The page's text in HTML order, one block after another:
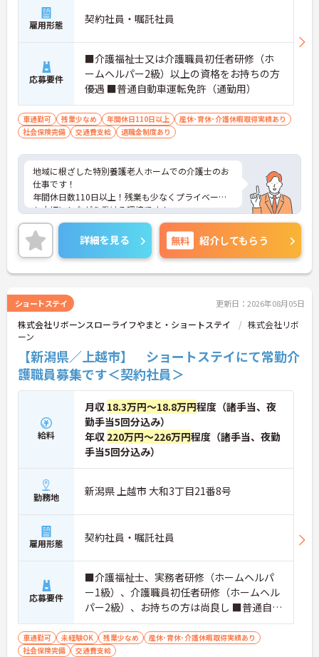
のＯＪＴ研修を実施し、ｅラーニングを用いた学習
の機会も提供されます
・施設内には看護師が24時間常駐しており、急変時
の対応や専門的な医療処置は看護師が担当するため
負担が減ります
・介護スタッフと看護スタッフの比率が1対1で相談
しやすく、初任者研修や実務者研修からでも着実に
専門性を高められます
＜残業月7時間以下で身体の負担を軽減！＞
・常勤で働くスタッフの比率が90パーセント以上と
にくい人員体制です
・訪問スケジュールに沿って施設内でのケアを行う
ため、月平均の残業時間は5時間から7時間程度とか
なり少なめに抑えられます
・夜勤明けの翌日は原則としてお休みとなるシフト
編成が組まれており、しっかりと休息を取りながら
長期的な就業が可能です
＜評価制度でキャリアアップ＞
・介護福祉士や初任者研修などの資格や実務経験、
夜勤回数がしっかりと給与に反映されるためモチベ
・年次を問わずリーダーや主任などのマネジメント
職へ昇格する事例も多数あり、腰を据えて長期的な
キャリア形成が可能です
雇用形態 契約社員・嘱託社員
応募要件
■介護福祉士又は介護職員初任者研修（ホ
ームヘルパー2級）以上の資格をお持ちの方
優遇 ■普通自動車運転免許（通勤用）
車通勤可 残業少なめ 年間休日110日以上
産休･育休･介護休暇取得実績あり
社会保険完備
交通費支給 退職金制度あり
地域に根ざした特別養護老人ホームでの介護士のお
仕事です！
年間休日数110日以上！残業も少なくプライベート
も大切にしながら働ける環境です！
ご興味ある方には、面接のポイントなど、さらに詳
細をお話致しますのでお気軽にご相談ください。
詳細を見る 無料 紹介してもらう
ショートステイ 更新日：2026年08月05日
株式会社リボーンスローライフやまと・ショートステイ
株式会社リボ
ーン
【新潟県／上越市】 ショートステイにて常勤介
護職員募集です＜契約社員＞
給料
月収 18.3万円～18.8万円程度（諸手当、夜
勤手当5回分込み）
年収 220万円～226万円程度（諸手当、夜勤
手当5回分込み）
勤務地 新潟県 上越市 大和3丁目21番8号
雇用形態 契約社員・嘱託社員
応募要件
■介護福祉士、実務者研修（ホームヘルパ
ー1級）、介護職員初任者研修（ホームヘル
パー2級）、お持ちの方は尚良し ■普通自動
車運転免許（AT限定可）お持ちの方 ※未経
験者・無資格者応相談
車通勤可 未経験OK 残業少なめ
産休･育休･介護休暇取得実績あり
社会保険完備
交通費支給